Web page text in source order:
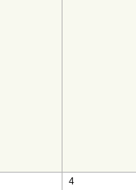
4